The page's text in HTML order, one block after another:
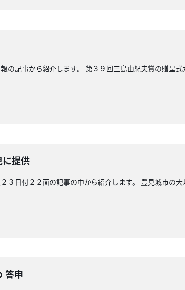
記事から紹介します。 第３９回三島由紀夫賞の贈呈
提供
３日付２２面の記事の中から紹介します。 豊見城市の
答申